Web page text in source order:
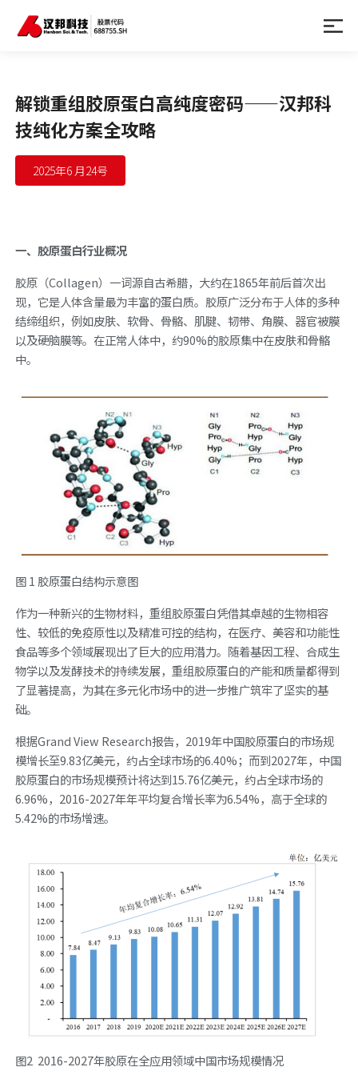
解锁重组胶原蛋白高纯度密码——汉邦科
技纯化方案全攻略
2025年6 月24号
一、胶原蛋白行业概况
胶原（Collagen）一词源自古希腊，大约在1865年前后首次出
现，它是人体含量最为丰富的蛋白质。胶原广泛分布于人体的多种
结缔组织，例如皮肤、软骨、骨骼、肌腱、韧带、角膜、器官被膜
以及硬脑膜等。在正常人体中，约90%的胶原集中在皮肤和骨骼
中。
图 1 胶原蛋白结构示意图
作为一种新兴的生物材料，重组胶原蛋白凭借其卓越的生物相容
性、较低的免疫原性以及精准可控的结构，在医疗、美容和功能性
食品等多个领域展现出了巨大的应用潜力。随着基因工程、合成生
物学以及发酵技术的持续发展，重组胶原蛋白的产能和质量都得到
了显著提高，为其在多元化市场中的进一步推广筑牢了坚实的基
础。
根据Grand View Research报告，2019年中国胶原蛋白的市场规
模增长至9.83亿美元，约占全球市场的6.40%；而到2027年，中国
胶原蛋白的市场规模预计将达到15.76亿美元，约占全球市场的
6.96%，2016-2027年年平均复合增长率为6.54%，高于全球的
5.42%的市场增速。
图2 2016-2027年胶原在全应用领域中国市场规模情况